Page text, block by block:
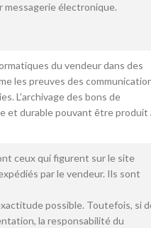
messagerie électronique.
du vendeur dans des
les preuves des
L'archivage des bons de
et durable pouvant être produit
ceux qui figurent sur le site
par le vendeur. Ils sont
possible. Toutefois, si
la responsabilité du